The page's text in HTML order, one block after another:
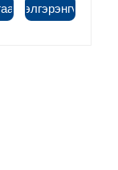
Дэлгэрэнгүй